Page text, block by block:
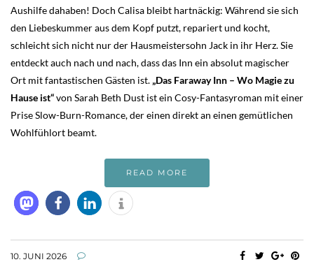
Aushilfe dahaben! Doch Calisa bleibt hartnäckig: Während sie sich
den Liebeskummer aus dem Kopf putzt, repariert und kocht,
schleicht sich nicht nur der Hausmeistersohn Jack in ihr Herz. Sie
entdeckt auch nach und nach, dass das Inn ein absolut magischer
Ort mit fantastischen Gästen ist. „Das Faraway Inn – Wo Magie zu
Hause ist“von Sarah Beth Dust ist ein Cosy-Fantasyroman mit einer
Prise Slow-Burn-Romance, der einen direkt an einen gemütlichen
Wohlfühlort beamt.
READ MORE
10. JUNI 2026